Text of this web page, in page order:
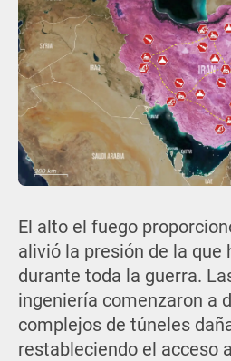
El alto el fuego
alivió la presión de la que
durante toda la guerra.
ingeniería comenzaron a
complejos de túneles
restableciendo el acceso